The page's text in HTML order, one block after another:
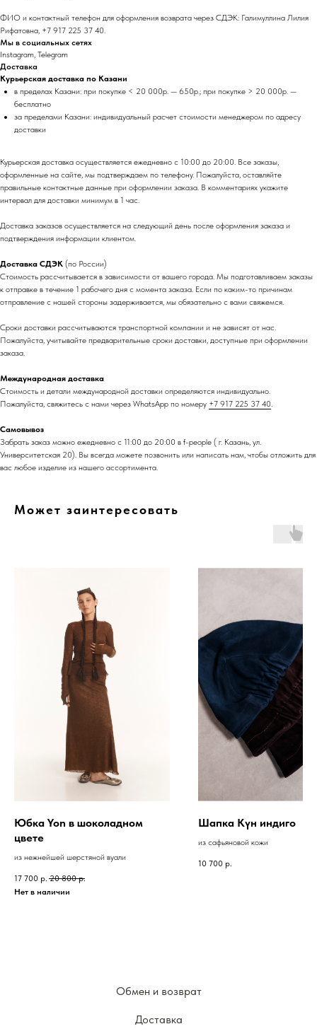
ФИО и контактный телефон для оформления возврата через СДЭК: Галимуллина Лилия
Рифатовна, +7 917 225 37 40.
Мы в социальных сетях
Instagram, Telegram
Доставка
Курьерская доставка по Казани
в пределах Казани: при покупке < 20 000р. — 650р.; при покупке > 20 000р. —
бесплатно
за пределами Казани: индивидуальный расчет стоимости менеджером по адресу
доставки
Курьерская доставка осуществляется ежедневно с 10:00 до 20:00. Все заказы,
оформленные на сайте, мы подтверждаем по телефону. Пожалуйста, оставляйте
правильные контактные данные при оформлении заказа. В комментариях укажите
интервал для доставки минимум в 1 час.
Доставка заказов осуществляется на следующий день после оформления заказа и
подтверждения информации клиентом.
Доставка СДЭК (по России)
Стоимость рассчитывается в зависимости от вашего города. Мы подготавливаем заказы
к отправке в течение 1 рабочего дня с момента заказа. Если по каким-то причинам
отправление с нашей стороны задерживается, мы обязательно с вами свяжемся.
Сроки доставки рассчитываются транспортной компании и не зависят от нас.
Пожалуйста, учитывайте предварительные сроки доставки, доступные при оформлении
заказа.
Международная доставка
Стоимость и детали международной доставки определяются индивидуально.
Пожалуйста, свяжитесь с нами через WhatsApp по номеру +7 917 225 37 40.
Самовывоз
Забрать заказ можно ежедневно с 11:00 до 20:00 в f-people ( г. Казань, ул.
Университетская 20). Вы всегда можете позвонить или написать нам, чтобы отложить для
вас любое изделие из нашего ассортимента.
Может заинтересовать
Юбка Yon в шоколадном
цвете
из нежнейшей шерстяной вуали
17 700 р. 20 800 р.
Нет в наличии
Шапка Күн индиго
из сафьяновой кожи
10 700 р.
Обмен и возврат
Доставка